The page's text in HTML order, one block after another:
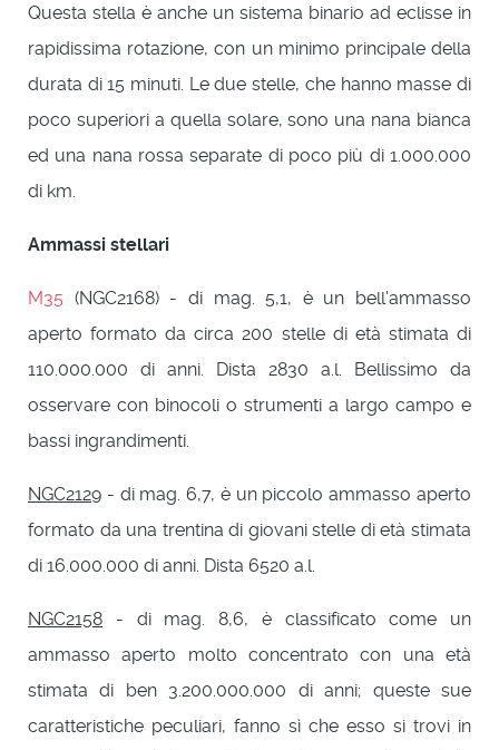
Questa stella è anche un sistema binario ad eclisse in
rapidissima rotazione, con un minimo principale della
durata di 15 minuti. Le due stelle, che hanno masse di
poco superiori a quella solare, sono una nana bianca
ed una nana rossa separate di poco più di 1.000.000
di km.
Ammassi stellari
M35 (NGC2168) - di mag. 5,1, è un bell'ammasso
aperto formato da circa 200 stelle di età stimata di
110.000.000 di anni. Dista 2830 a.l. Bellissimo da
osservare con binocoli o strumenti a largo campo e
bassi ingrandimenti.
NGC2129 - di mag. 6,7, è un piccolo ammasso aperto
formato da una trentina di giovani stelle di età stimata
di 16.000.000 di anni. Dista 6520 a.l.
NGC2158 - di mag. 8,6, è classificato come un
ammasso aperto molto concentrato con una età
stimata di ben 3.200.000.000 di anni; queste sue
caratteristiche peculiari, fanno sì che esso si trovi in